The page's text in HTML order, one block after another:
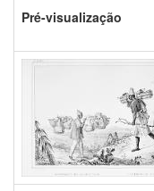
Pré-visualização